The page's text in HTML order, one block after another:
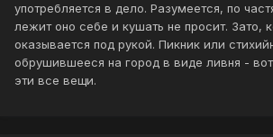
употребляется в дело. Разумеется, по
лежит оно себе и кушать не просит. Зато,
оказывается под рукой. Пикник или
обрушившееся на город в виде ливня - вот
эти все вещи.